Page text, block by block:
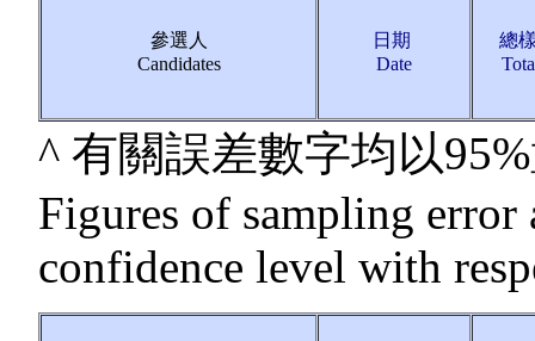
參選人
Candidates
日期
Date
總
^ 有關誤差數字均以
Figures of sampling error
confidence level with